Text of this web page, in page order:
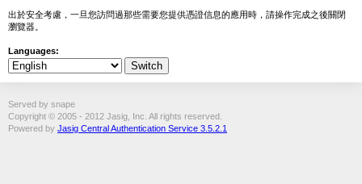
出於安全考慮，一旦您訪問過那些需要您提供憑證信息的應用時，請操作完成之後關閉
瀏覽器。
Languages:
Served by snape
Copyright © 2005 - 2012 Jasig, Inc. All rights reserved.
Powered by Jasig Central Authentication Service 3.5.2.1